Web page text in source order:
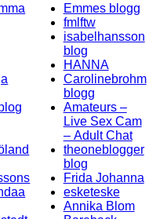
Emmes blogg
fmlftw
isabelhansson
blog
HANNA
Carolinebrohm
blogg
Amateurs –
Live Sex Cam
– Adult Chat
theoneblogger
blog
Frida Johanna
esketeske
Annika Blom